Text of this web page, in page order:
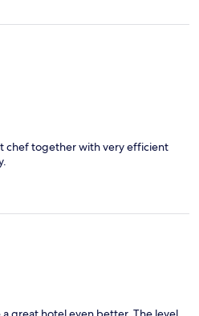
chef together with very efficient